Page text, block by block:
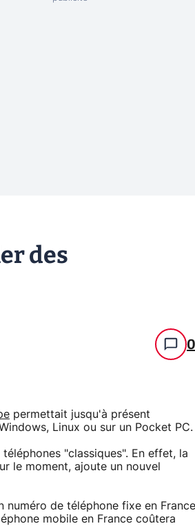
des
0
permettait jusqu'à présent
Linux ou sur un Pocket PC.
"classiques". En effet, la
le moment, ajoute un nouvel
numéro de téléphone fixe en
mobile en France coûtera